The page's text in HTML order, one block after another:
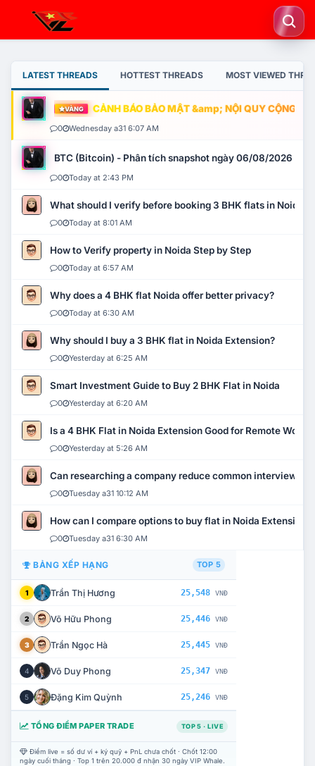
LATEST THREADS HOTTEST THREADS MOST VIEWED
VÀNG CẢNH BÁO BẢO MẬT &amp; NỘI QUY CỘNG
0 Wednesday a31 6:07 AM
BTC (Bitcoin) - Phân tích snapshot ngày 06/08/2026
0 Today at 2:43 PM
What should I verify before booking 3 BHK flats in Noida?
0 Today at 8:01 AM
How to Verify property in Noida Step by Step
0 Today at 6:57 AM
Why does a 4 BHK flat Noida offer better privacy?
0 Today at 6:30 AM
Why should I buy a 3 BHK flat in Noida Extension?
0 Yesterday at 6:25 AM
Smart Investment Guide to Buy 2 BHK Flat in Noida
0 Yesterday at 6:20 AM
Is a 4 BHK Flat in Noida Extension Good for Remote Work?
0 Yesterday at 5:26 AM
Can researching a company reduce common interview
0 Tuesday a31 10:12 AM
How can I compare options to buy flat in Noida Extension?
0 Tuesday a31 6:30 AM
BẢNG XẾP HẠNG TOP 5
1 Trần Thị Hương 25,548 VNĐ
2 Võ Hữu Phong 25,446 VNĐ
3 Trần Ngọc Hà 25,445 VNĐ
4 Võ Duy Phong 25,347 VNĐ
5 Đặng Kim Quỳnh 25,246 VNĐ
TỔNG ĐIỂM PAPER TRADE TOP 5 · LIVE
Điểm live = số dư ví + ký quỹ + PnL chưa chốt · Chốt 12:00
ngày cuối tháng · Top 1 trên 20.000 đ nhận 30 ngày VIP Whale.